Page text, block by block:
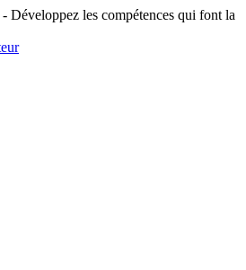
Développez les compétences qui font la